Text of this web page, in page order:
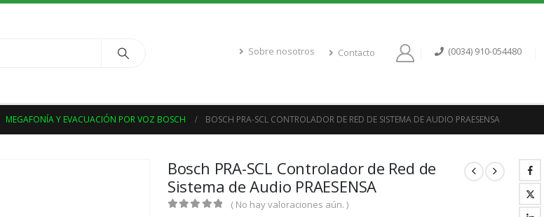
Sobre nosotros Contacto (0034) 910-054480
MEGAFONÍA Y EVACUACIÓN POR VOZ BOSCH BOSCH PRA-SCL CONTROLADOR DE RED DE SISTEMA DE AUDIO PRAESENSA
Bosch PRA-SCL Controlador de Red de
Sistema de Audio PRAESENSA
( No hay valoraciones aún. )